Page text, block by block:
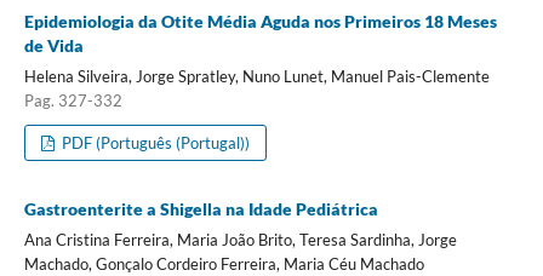
Epidemiologia da Otite Média Aguda nos Primeiros 18 Meses
de Vida
Helena Silveira, Jorge Spratley, Nuno Lunet, Manuel Pais-Clemente
Pag. 327-332
PDF (Português (Portugal))
Gastroenterite a Shigella na Idade Pediátrica
Ana Cristina Ferreira, Maria João Brito, Teresa Sardinha, Jorge
Machado, Gonçalo Cordeiro Ferreira, Maria Céu Machado